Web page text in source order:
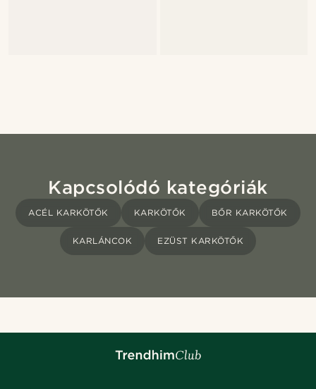
Kapcsolódó kategóriák
ACÉL KARKÖTŐK KARKÖTŐK BŐR KARKÖTŐK
KARLÁNCOK EZÜST KARKÖTŐK